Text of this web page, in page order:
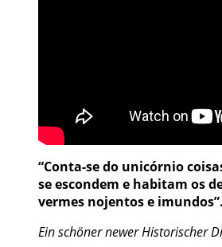
“Conta-se do unicórnio
se escondem e habitam os
vermes nojentos e imundos”.
Ein schöner newer Historischer